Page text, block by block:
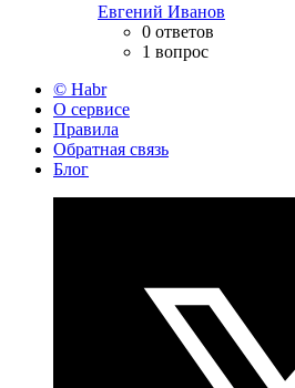
Евгений Иванов
0 ответов
1 вопрос
© Habr
О сервисе
Правила
Обратная связь
Блог